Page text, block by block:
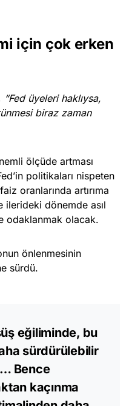
için çok erken
“Fed üyeleri haklıysa,
biraz zaman
ölçüde artması
politikaları nispeten
oranlarında artırıma
ilerideki dönemde asıl
odaklanmak olacak.
önlenmesinin
sürdü.
eğiliminde, bu
sürdürülebilir
Bence
kaçınma